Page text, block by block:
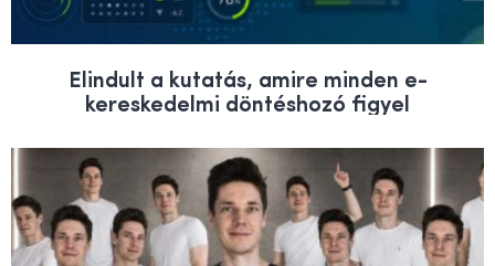
Elindult a kutatás, amire minden e-
kereskedelmi döntéshozó figyel